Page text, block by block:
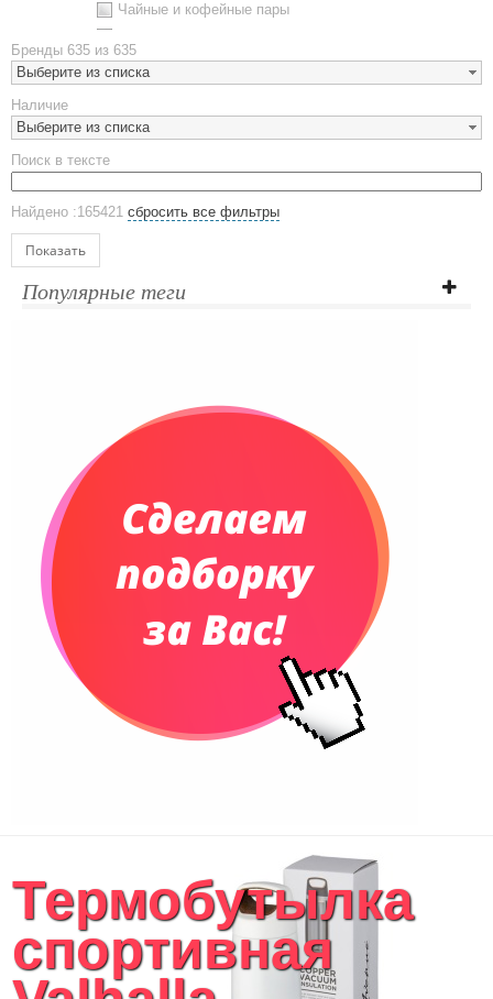
Чайные и кофейные пары
Наборы посуды
Предметы сервировки
Стаканы
Эко кружки
ЕВРОПОСУДА
Аксессуары
Ежедневники и блокноты
Датированные ежедневники
Планинги недатированные
Телефонные книжки
Сумки и Рюкзаки
Сумки для планшетов и ноутбуков
Рюкзаки
Конференц-сумки
Сумки для покупок промо
Несессеры и косметички
Сумки дорожные
Текстиль для ванной комнаты
Кухонные приспособления
Кухонный текстиль
Ножи разделочные доски
Бренды 635 из 635
Выберите из списка
Наличие
Выберите из списка
Поиск в тексте
Найдено :165421 сбросить все фильтры
Показать
Популярные теги
Термобутылка
спортивная